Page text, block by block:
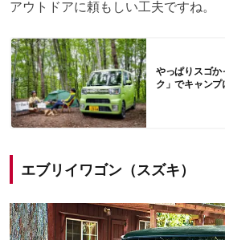
アウトドアに頼もしい工夫ですね。
やっぱりスゴ
ク」でキャン
エブリイワゴン（スズキ）